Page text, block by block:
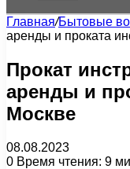
Главная/Бытовые
аренды и проката
Прокат
аренды и
Москве
08.08.2023
0 Время чтения: 9